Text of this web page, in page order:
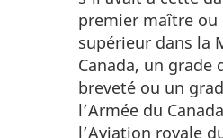
premier maître ou
supérieur dans la
Canada, un grade
breveté ou un
l’Armée du
l’Aviation royale